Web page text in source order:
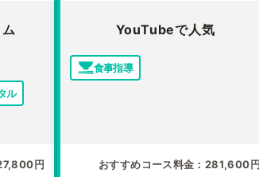
ル
円
YouTubeで人気
食事指導
おすすめコース料金 281,600円